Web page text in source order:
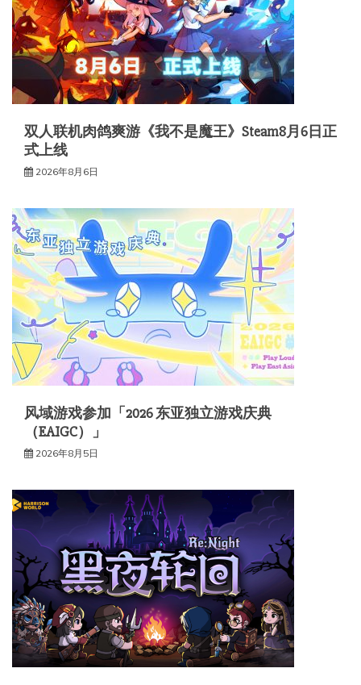
双人联机肉鸽爽游《我不是魔王》Steam8月6日正
式上线
2026年8月6日
风域游戏参加「2026 东亚独立游戏庆典
（EAIGC）」
2026年8月5日